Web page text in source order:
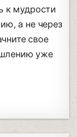
к мудрости
а не через
свое
уже